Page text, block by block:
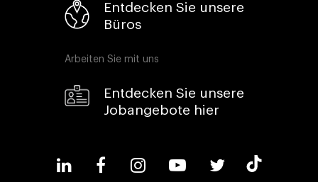
Entdecken Sie unsere
Büros
Arbeiten Sie mit uns
Entdecken Sie unsere
Jobangebote hier